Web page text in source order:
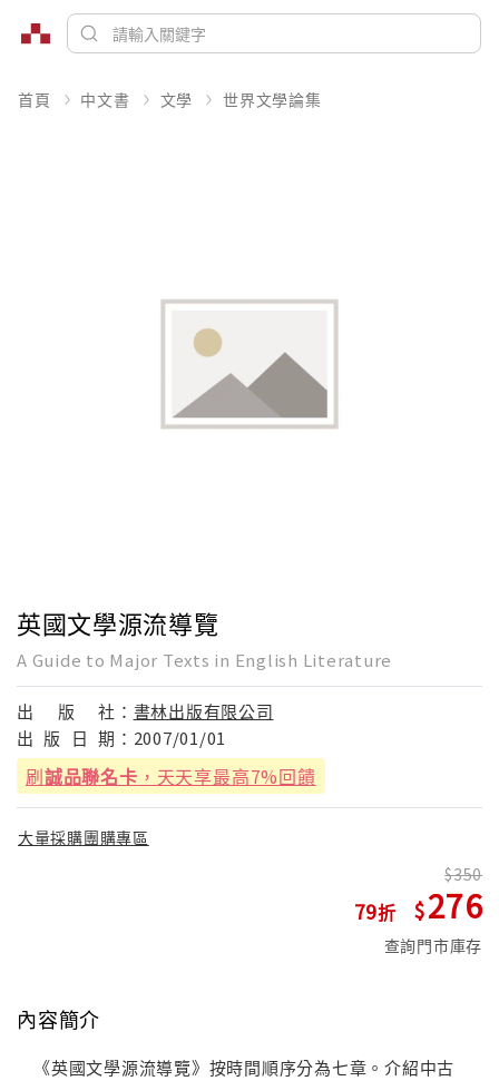
首頁 中文書 文學 世界文學論集
英國文學源流導覽
A Guide to Major Texts in English Literature
出 版 社： 書林出版有限公司
出 版 日 期： 2007/01/01
刷誠品聯名卡 ，天天享最高7%回饋
大量採購團購專區
79
350
276
查詢門市庫存
內容簡介
《英國文學源流導覽》按時間順序分為七章。介紹中古